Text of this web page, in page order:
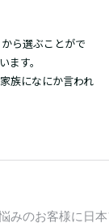
ら選ぶことがで
す。
族になにか言われ